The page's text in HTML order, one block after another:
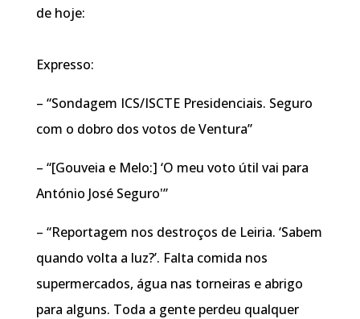
de hoje:
Expresso:
– “Sondagem ICS/ISCTE Presidenciais. Seguro
com o dobro dos votos de Ventura”
– “[Gouveia e Melo:] ‘O meu voto útil vai para
António José Seguro'”
– “Reportagem nos destroços de Leiria. ‘Sabem
quando volta a luz?’. Falta comida nos
supermercados, água nas torneiras e abrigo
para alguns. Toda a gente perdeu qualquer